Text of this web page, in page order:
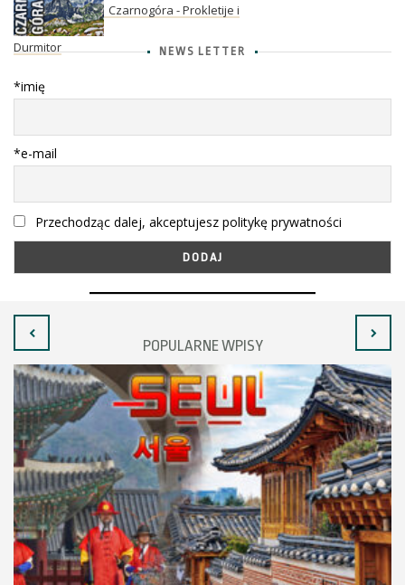
Czarnogóra - Prokletije i
Durmitor NEWS LETTER
*imię
*e-mail
Przechodząc dalej, akceptujesz politykę prywatności
POPULARNE WPISY